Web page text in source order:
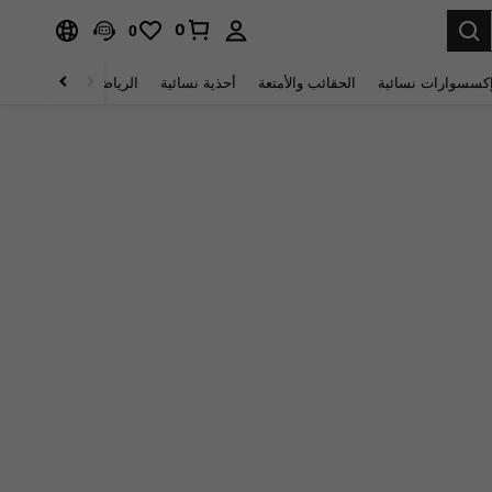
0
0
نسائية الحقائب والأمتعة أحذية نسائية الرياضة والأنشطة